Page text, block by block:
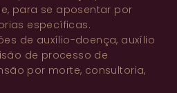
, para se aposentar por
específicas.
de auxílio-doença, auxílio
de processo de
por morte, consultoria,